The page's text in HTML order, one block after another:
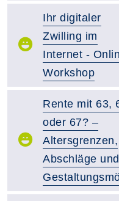
Ihr digitaler
Zwilling im
Internet -
Workshop
Rente mit 63,
oder 67? –
Altersgrenzen,
Abschläge und